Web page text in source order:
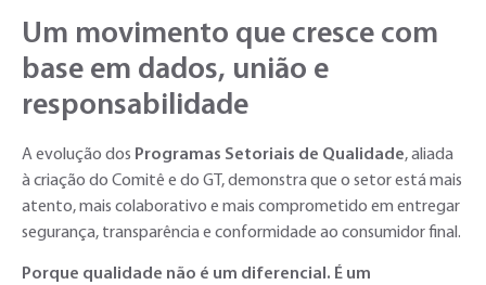
Um movimento que cresce com
base em dados, união e
responsabilidade
A evolução dos Programas Setoriais de Qualidade, aliada
à criação do Comitê e do GT, demonstra que o setor está mais
atento, mais colaborativo e mais comprometido em entregar
segurança, transparência e conformidade ao consumidor final.
Porque qualidade não é um diferencial. É um